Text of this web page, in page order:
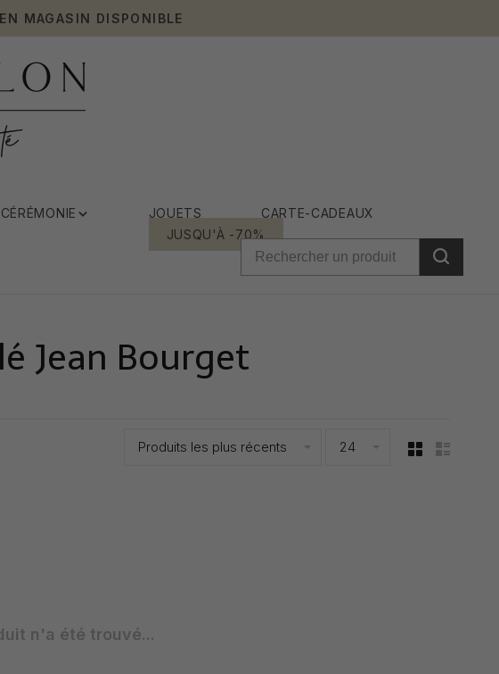
MAGASIN DISPONIBLE
CÉRÉMONIE JOUETS
CARTE-CADEAUX
JUSQU'À -70%
Jean Bourget
Produits les plus récents 24
n'a été trouvé...